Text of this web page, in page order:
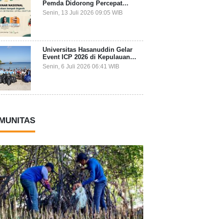
Pemda Didorong Percepat
Transformasi Pengelolaan
Sampah Organik dari Sumber
Senin, 13 Juli 2026 09:05 WIB
Universitas Hasanuddin Gelar
Event ICP 2026 di Kepulauan
Selayar, Mahasiswa dari 27
Negara Jadi Partisipan
Senin, 6 Juli 2026 06:41 WIB